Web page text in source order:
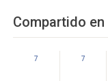
Compartido en
7 7